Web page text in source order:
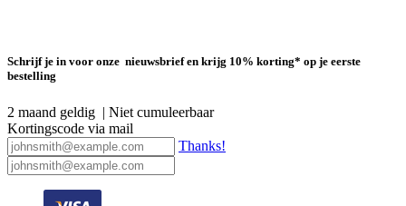
Schrijf je in voor onze nieuwsbrief en krijg 10% korting* op je eerste
bestelling
2 maand geldig | Niet cumuleerbaar
Kortingscode via mail
Thanks!